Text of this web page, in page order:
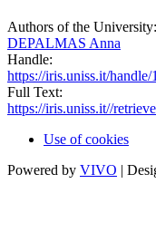
Authors of the University:
DEPALMAS Anna
Handle:
https://iris.uniss.it/handle/
Full Text:
https://iris.uniss.it//
Use of cookies
Powered by VIVO |